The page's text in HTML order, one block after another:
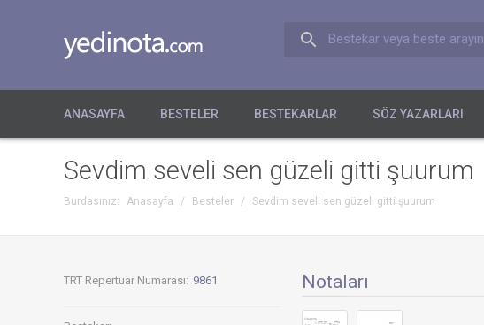
Bestekar veya beste arayın
ANASAYFA BESTELER BESTEKARLAR SÖZ YAZARLARI
Sevdim seveli sen güzeli gitti şuurum
Burdasınız: Anasayfa / Besteler / Sevdim seveli sen güzeli gitti şuurum
TRT Repertuar Numarası: 9861 Notaları